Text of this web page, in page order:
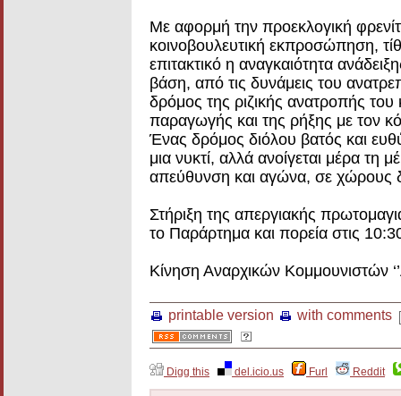
Με αφορμή την προεκλογική
κοινοβουλευτική εκπροσώπηση,
επιτακτικό η αναγκαιότητα
βάση, από τις δυνάμεις του
δρόμος της ριζικής ανατροπής
παραγωγής και της ρήξης με τον
Ένας δρόμος διόλου βατός και
μια νυκτί, αλλά ανοίγεται μέρα
απεύθυνση και αγώνα, σε χώρους
Στήριξη της απεργιακής
το Παράρτημα και πορεία στις
Κίνηση Αναρχικών Κομμουνιστών
printable version with comments
Digg this del.icio.us Furl Reddit